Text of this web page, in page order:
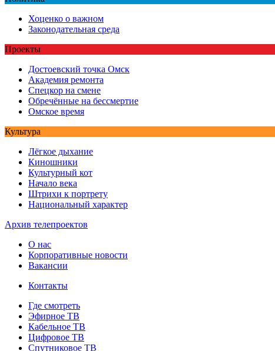
Хоценко о важном
Законодательная среда
Проекты
Достоевский точка Омск
Академия ремонта
Спецкор на смене
Обречённые на бессмертие
Омское время
Культура
Лёгкое дыхание
Киношники
Культурный кот
Начало века
Штрихи к портрету
Национальный характер
Архив телепроектов
О нас
Корпоративные новости
Вакансии
Контакты
Где смотреть
Эфирное ТВ
Кабельное ТВ
Цифровое ТВ
Спутниковое ТВ